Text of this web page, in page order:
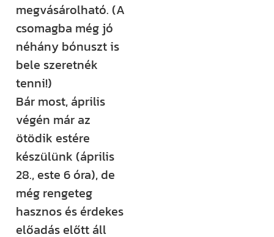
megvásárolható. (A
csomagba még jó
néhány bónuszt is
bele szeretnék
tenni!)
Bár most, április
végén már az
ötödik estére
készülünk (április
28., este 6 óra), de
még rengeteg
hasznos és érdekes
előadás előtt áll